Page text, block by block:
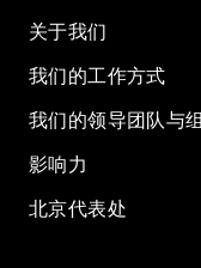
关于我们
我们的工作方式
我们的领导团队与
影响力
北京代表处